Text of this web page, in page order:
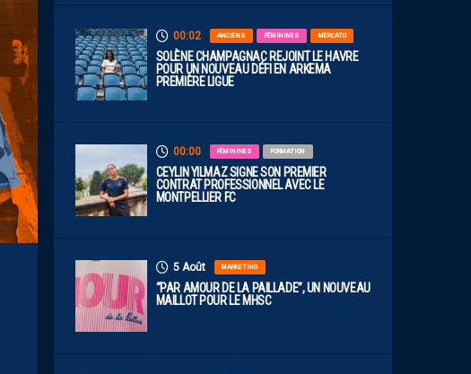
00:02 ANCIENS FÉMININES MERCATO
SOLÈNE CHAMPAGNAC REJOINT LE HAVRE
POUR UN NOUVEAU DÉFI EN ARKEMA
PREMIÈRE LIGUE
00:00 FÉMININES FORMATION
CEYLIN YILMAZ SIGNE SON PREMIER
CONTRAT PROFESSIONNEL AVEC LE
MONTPELLIER FC
5 Août MARKETING
“PAR AMOUR DE LA PAILLADE”, UN NOUVEAU
MAILLOT POUR LE MHSC